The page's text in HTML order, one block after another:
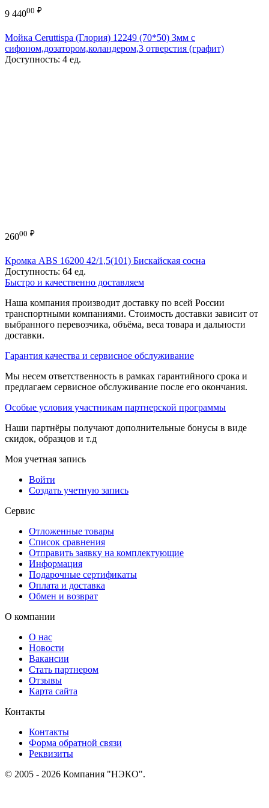
9 44000 ₽
Мойка Ceruttispa (Глория) 12249 (70*50) 3мм с
сифоном,дозатором,коландером,3 отверстия (графит)
Доступность: 4 ед.
26000 ₽
Кромка ABS 16200 42/1,5(101) Бискайская сосна
Доступность: 64 ед.
Быстро и качественно доставляем
Наша компания производит доставку по всей России
транспортными компаниями. Стоимость доставки зависит от
выбранного перевозчика, объёма, веса товара и дальности
доставки.
Гарантия качества и сервисное обслуживание
Мы несем ответственность в рамках гарантийного срока и
предлагаем сервисное обслуживание после его окончания.
Особые условия участникам партнерской программы
Наши партнёры получают дополнительные бонусы в виде
скидок, образцов и т.д
Моя учетная запись
Войти
Создать учетную запись
Сервис
Отложенные товары
Список сравнения
Отправить заявку на комплектующие
Информация
Подарочные сертификаты
Оплата и доставка
Обмен и возврат
О компании
О нас
Новости
Вакансии
Стать партнером
Отзывы
Карта сайта
Контакты
Контакты
Форма обратной связи
Реквизиты
© 2005 - 2026 Компания "НЭКО".